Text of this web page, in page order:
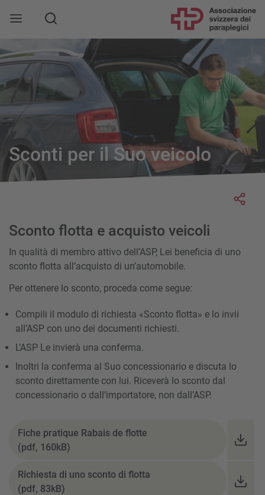
Sconti per il Suo veicolo
Sconto flotta e acquisto veicoli
In qualità di membro attivo dell’ASP, Lei beneficia di uno
sconto flotta all’acquisto di un’automobile.
Per ottenere lo sconto, proceda come segue:
Compili il modulo di richiesta «Sconto flotta» e lo invii
all’ASP con uno dei documenti richiesti.
L’ASP Le invierà una conferma.
Inoltri la conferma al Suo concessionario e discuta lo
sconto direttamente con lui. Riceverà lo sconto dal
concessionario o dall’importatore, non dall’ASP.
Fiche pratique Rabais de flotte
(pdf, 160kB)
Richiesta di uno sconto di flotta
(pdf, 83kB)